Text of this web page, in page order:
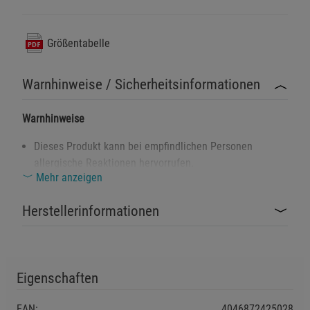
Größentabelle
Warnhinweise / Sicherheitsinformationen
Warnhinweise
Dieses Produkt kann bei empfindlichen Personen
allergische Reaktionen hervorrufen.
Von offenen Flammen und hohen Temperaturen
fernhalten.
Mehr anzeigen
Herstellerinformationen
Eigenschaften